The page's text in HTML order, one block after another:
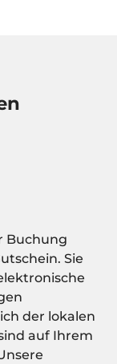
Buchung
Sie
der lokalen
auf Ihrem